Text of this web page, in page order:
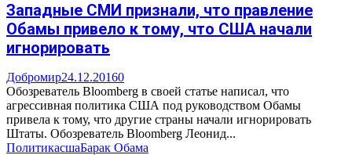
Западные СМИ признали, что правление
Обамы привело к тому, что США начали
игнорировать
Добромир24.12.20160
Обозреватель Bloomberg в своей статье написал, что
агрессивная политика США под руководством Обамы
привела к тому, что другие страны начали игнорировать
Штаты. Обозреватель Bloomberg Леонид...
ПолитикасшаБарак Обама